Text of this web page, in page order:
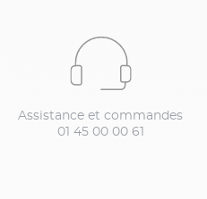
Assistance et commandes
01 45 00 00 61